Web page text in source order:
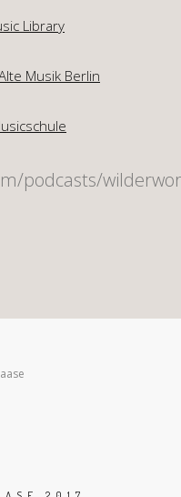
Library
Musik Berlin
podcasts/